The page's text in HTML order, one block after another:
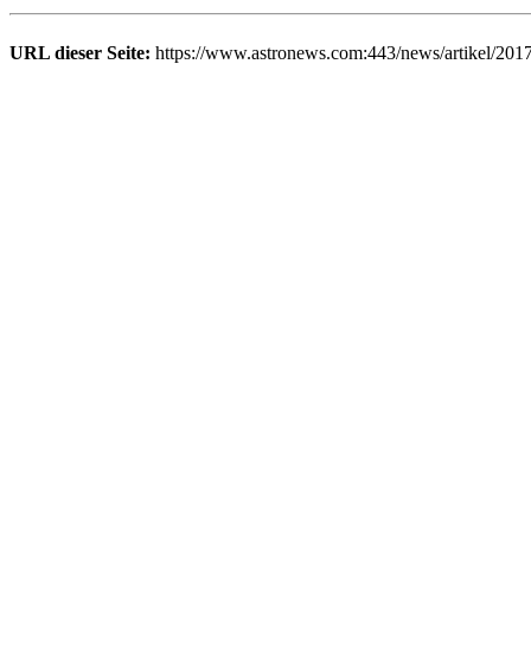
URL dieser Seite: https://www.astronews.com:443/news/artikel/